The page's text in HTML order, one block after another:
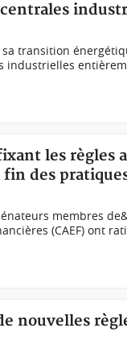
transition
industrielles
les règles
des
membres
(CAEF) ont
nouvelles